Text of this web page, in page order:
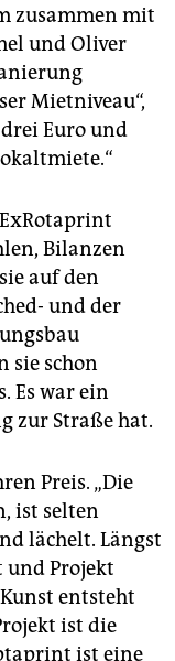
zusammen mit
und Oliver
Mietniveau“,
Euro und
Bilanzen
auf den
und der
sie schon
Es war ein
zur Straße hat.
Preis. „Die
ist selten
lächelt. Längst
und Projekt
entsteht
ist die
ist eine